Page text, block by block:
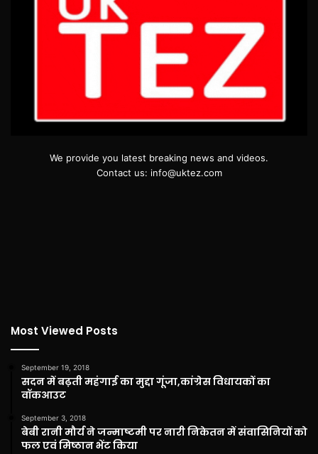
We provide you latest breaking news and videos.
Contact us: info@uktez.com
Most Viewed Posts
September 19, 2018
सदन में बढ़ती महंगाई का मुद्दा गूंजा,कांग्रेस विधायकों का
वॉकआउट
September 3, 2018
बेबी रानी मौर्य ने जन्माष्टमी पर नारी निकेतन में संवासिनियों को
फल एवं मिष्ठान भेंट किया